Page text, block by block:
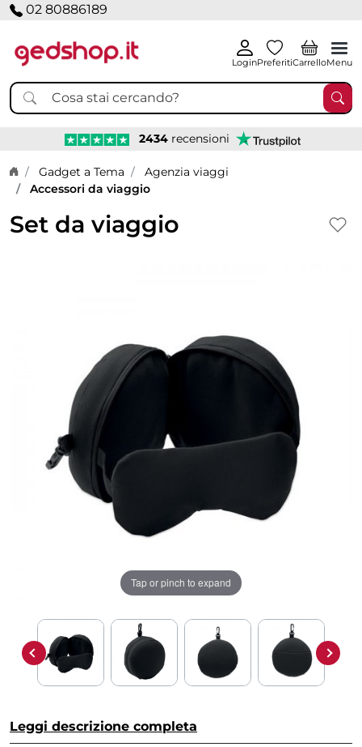
02 80886189
LoginPreferitiCarrelloMenu
2434 recensioni
Home page
Gadget a Tema
Agenzia viaggi
Accessori da viaggio
Set da viaggio
Tap or pinch to expand
Leggi descrizione completa